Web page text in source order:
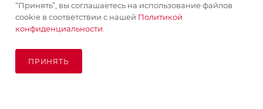
ПОМОЩЬ
ПОДПИСАТЬСЯ НА РАССЫЛКУ
“Принять”, вы соглашаетесь на использование файлов
cookie в соответствии с нашей Политикой
конфиденциальности.
ПРИНЯТЬ